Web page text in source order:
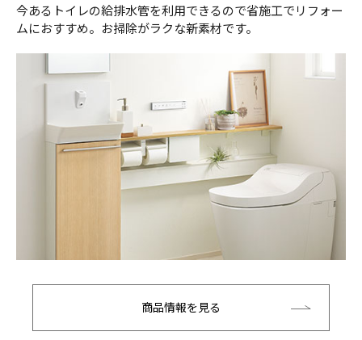
今あるトイレの給排水管を利用できるので省施工でリフォー
ムにおすすめ。お掃除がラクな新素材です。
商品情報を見る